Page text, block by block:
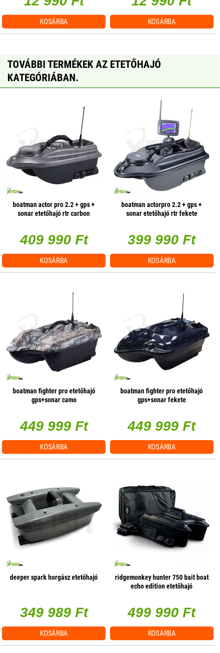
KOSÁRBA KOSÁRBA
TOVÁBBI TERMÉKEK AZ ETETŐHAJÓ
KATEGÓRIÁBAN.
boatman actor pro 2.2 + gps +
sonar etetőhajó rtr carbon
409 990 Ft
KOSÁRBA
boatman actorpro 2.2 + gps +
sonar etetőhajó rtr fekete
399 990 Ft
KOSÁRBA
boatman fighter pro etetőhajó
gps+sonar camo
449 999 Ft
KOSÁRBA
boatman fighter pro etetőhajó
gps+sonar fekete
449 999 Ft
KOSÁRBA
deeper spark horgász etetőhajó
349 989 Ft
KOSÁRBA
ridgemonkey hunter 750 bait boat
echo edition etetőhajó
499 990 Ft
KOSÁRBA